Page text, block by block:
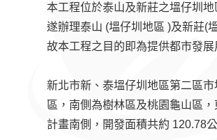
本工程位於泰山及新莊之塭仔圳
遂辦理泰山 (塭仔圳地區 )及新莊(
故本工程之目的即為提供都市發
新北市新、泰塭仔圳地區第二區
區，南側為樹林區及桃園龜山區
計畫南側，開發面積共約 120.78公